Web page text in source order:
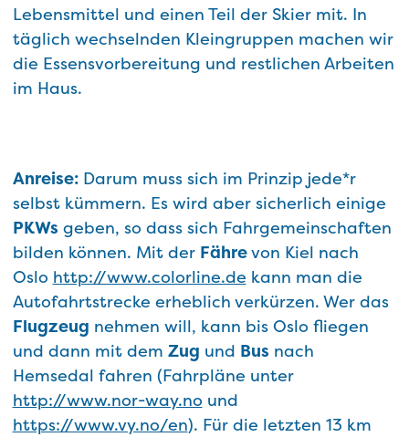
Lebensmittel und einen Teil der Skier mit. In
täglich wechselnden Kleingruppen machen wir
die Essensvorbereitung und restlichen Arbeiten
im Haus.
Anreise: Darum muss sich im Prinzip jede*r
selbst kümmern. Es wird aber sicherlich einige
PKWs geben, so dass sich Fahrgemeinschaften
bilden können. Mit der Fährevon Kiel nach
Oslo http://www.colorline.de kann man die
Autofahrtstrecke erheblich verkürzen. Wer das
Flugzeug nehmen will, kann bis Oslo fliegen
und dann mit dem Zug und Bus nach
Hemsedal fahren (Fahrpläne unter
http://www.nor-way.no und
https://www.vy.no/en). Für die letzten 13 km